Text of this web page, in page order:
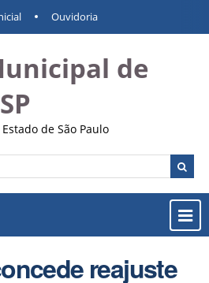
Ouvidoria
de
de São Paulo
ou
reajuste